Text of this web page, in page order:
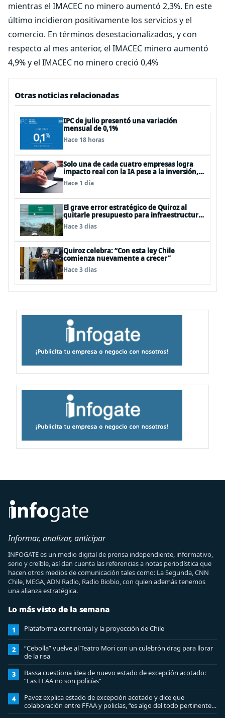
mientras el IMACEC no minero aumentó 2,3%. En este
último incidieron positivamente los servicios y el
comercio. En términos desestacionalizados, y con
respecto al mes anterior, el IMACEC minero aumentó
4,9% y el IMACEC no minero creció 0,4%
Otras noticias relacionadas
IPC de julio presentó una variación
mensual de 0,1%
Hace 18 horas
Solo una de cada cuatro empresas logra
impacto real con la IA pese a la inversión,
según el Foro Económico Mundial
Hace 1 día
El grave error estratégico de Quiroz al
quitarle presupuesto para infraestructura
vial del Biobío
Hace 3 días
Quiroz celebra: “Con esta ley Chile
comienza nuevamente a crecer”
Hace 3 días
Informar, analizar, anticipar
INFOGATE es un medio digital de prensa independiente, informativo,
serio y creíble, así dan cuenta las referencias a notas periodística que
hacen otros medios de comunicación tales como: La Segunda, CNN
Chile, MEGA, ADN Radio, Radio Biobio, con quien además tenemos
una alianza estratégica.
Lo más visto de la semana
1 Plataforma continental y la proyección de Chile
2
“Cebolla” vuelve al Teatro Mori con un culebrón drag para llorar
de la risa
3
Bassa cuestiona idea de nuevo estado de excepción acotado:
“Las FFAA no son policías”
4
Pavez explica estado de excepción acotado y dice que
colaboración entre FFAA y policías, “es algo del todo pertinente
analizar”